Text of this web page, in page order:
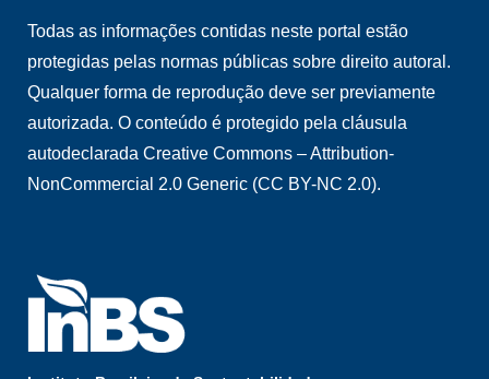
Todas as informações contidas neste portal estão
protegidas pelas normas públicas sobre direito autoral.
Qualquer forma de reprodução deve ser previamente
autorizada. O conteúdo é protegido pela cláusula
autodeclarada Creative Commons – Attribution-
NonCommercial 2.0 Generic (CC BY-NC 2.0).